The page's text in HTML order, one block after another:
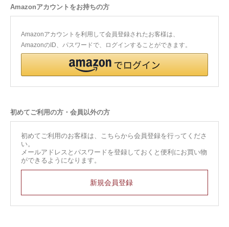
規約
お問い合わせ
Amazonアカウントをお持ちの方
Amazonアカウントを利用して会員登録されたお客様は、
AmazonのID、パスワードで、ログインすることができます。
初めてご利用の方・会員以外の方
初めてご利用のお客様は、こちらから会員登録を行ってくださ
い。
メールアドレスとパスワードを登録しておくと便利にお買い物
ができるようになります。